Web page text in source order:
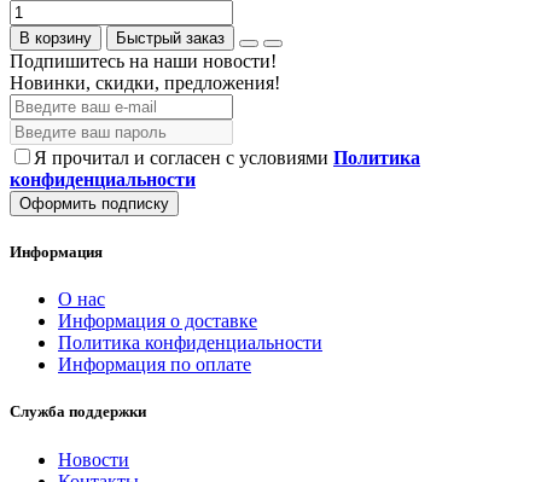
В корзину Быстрый заказ
Подпишитесь на наши новости!
Новинки, скидки, предложения!
Я прочитал и согласен с условиями Политика
конфиденциальности
Оформить подписку
Информация
О нас
Информация о доставке
Политика конфиденциальности
Информация по оплате
Служба поддержки
Новости